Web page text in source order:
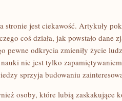
stronie jest ciekawość. Artykuły
coś działa, jak powstało dane
pewne odkrycia zmieniły życie
nie jest tylko
sprzyja budowaniu
osoby, które lubią zaskakujące